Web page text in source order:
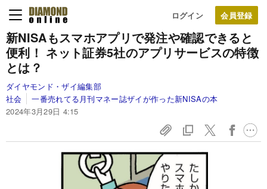
ログイン
新NISAもスマホアプリで発注や確認できると
便利！ ネット証券5社のアプリサービスの特徴
とは？
ダイヤモンド・ザイ編集部
社会
一番売れてる月刊マネー誌ザイが作った新NISAの本
2024年3月29日 4:15